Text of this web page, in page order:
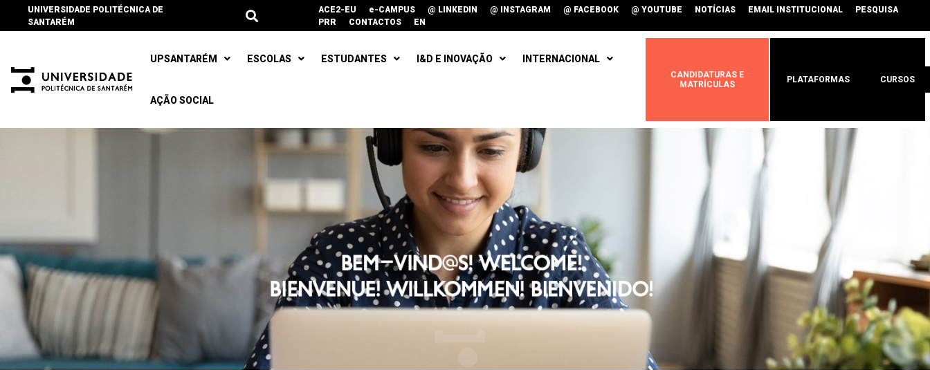
UNIVERSIDADE POLITÉCNICA DE
SANTARÉM
ACE2-EU e-CAMPUS @ LINKEDIN @ INSTAGRAM @ FACEBOOK @ YOUTUBE NOTÍCIAS EMAIL INSTITUCIONAL
PESQUISA
PRR
CONTACTOS EN
UPSANTARÉM ESCOLAS ESTUDANTES I&D E INOVAÇÃO INTERNACIONAL
AÇÃO SOCIAL
CANDIDATURAS E
MATRÍCULAS
PLATAFORMAS CURSOS